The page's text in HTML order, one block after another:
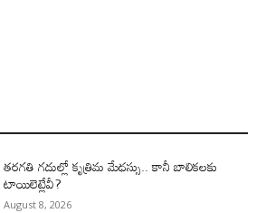
తరగతి గదుల్లో కృత్రిమ మేధస్సు.. కానీ బాలికలకు
టాయిలెట్లేవీ?
August 8, 2026